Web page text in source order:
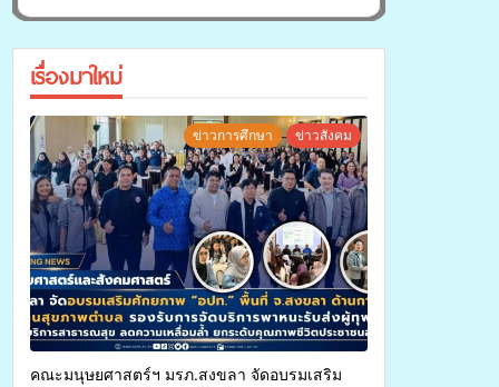
เรื่องมาใหม่
ข่าวการศึกษา ข่าวสังคม
คณะมนุษยศาสตร์ฯ มรภ.สงขลา จัดอบรมเสริม